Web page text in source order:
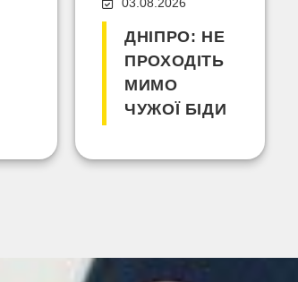
ДНІПРО: НЕ
ПРОХОДІТЬ
МИМО
ЧУЖОЇ БІДИ